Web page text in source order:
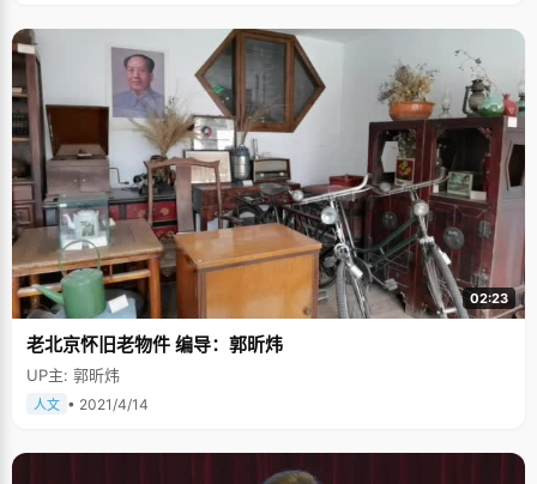
02:23
老北京怀旧老物件 编导：郭昕炜
UP主: 郭昕炜
人文 • 2021/4/14